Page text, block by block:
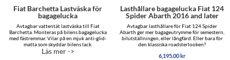
Fiat Barchetta Lastväska för
bagagelucka
Avtagbar vattentät lastväska till Fiat
Barchetta. Monteras på bilens bagagelucka
med fästremmar. Vilar på en mjuk anti-glid-
matta som skyddar bilens lack.
Läs mer ->
Lasthållare bagagelucka Fiat 124
Spider Abarth 2016 and later
Avtagbar lasthållare för Fiat 124 Spider
Abarth ger mer bagageutrymme för semestern,
bilutställningen, eller långfärd. Eller bara för
den klassiska roadsterlooken?
6,195.00 kr